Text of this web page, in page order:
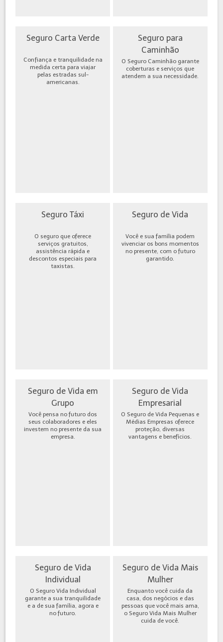
Seguro Carta Verde
Confiança e tranquilidade na
medida certa para viajar
pelas estradas sul-
americanas.
Seguro para
Caminhão
O Seguro Caminhão garante
coberturas e serviços que
atendem a sua necessidade.
Seguro Táxi
O seguro que oferece
serviços gratuitos,
assistência rápida e
descontos especiais para
taxistas.
Seguro de Vida
Você e sua família podem
vivenciar os bons momentos
no presente, com o futuro
garantido.
Seguro de Vida em
Grupo
Você pensa no futuro dos
seus colaboradores e eles
investem no presente da sua
empresa.
Seguro de Vida
Empresarial
O Seguro de Vida Pequenas e
Médias Empresas oferece
proteção, diversas
vantagens e benefícios.
Seguro de Vida
Individual
O Seguro Vida Individual
garante a sua tranquilidade
e a de sua família, agora e
no futuro.
Seguro de Vida Mais
Mulher
Enquanto você cuida da
casa, dos negócios e das
pessoas que você mais ama,
o Seguro Vida Mais Mulher
cuida de você.